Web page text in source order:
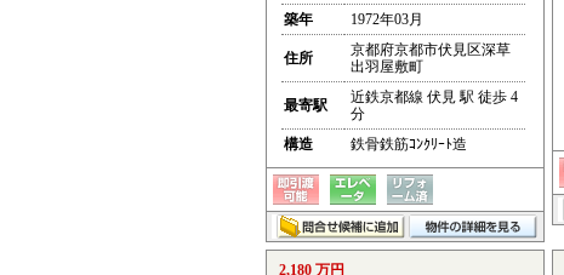
築年
1972年03月
住所
京都府京都市伏見区深草
出羽屋敷町
最寄駅
近鉄京都線 伏見 駅 徒歩 4
分
構造
鉄骨鉄筋ｺﾝｸﾘｰﾄ造
2,180 万円